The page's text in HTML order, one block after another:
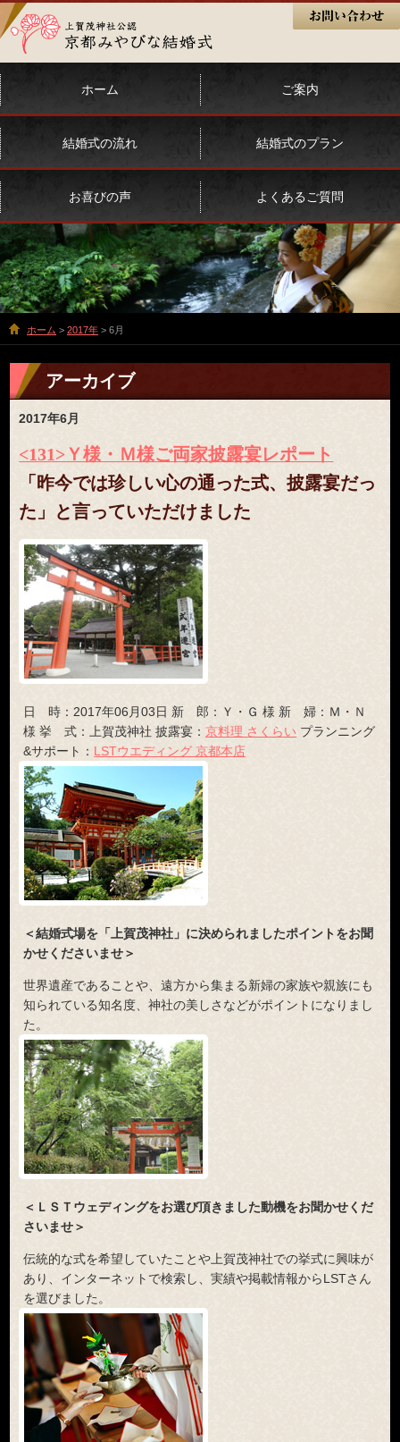
ホーム ご案内
結婚式の流れ 結婚式のプラン
お喜びの声 よくあるご質問
ホーム > 2017年 > 6月
アーカイブ
2017年6月
<131>Ｙ様・Ｍ様ご両家披露宴レポート
「昨今では珍しい心の通った式、披露宴だっ
た」と言っていただけました
日 時：2017年06月03日 新 郎：Ｙ・Ｇ 様 新 婦：Ｍ・Ｎ
様 挙 式：上賀茂神社 披露宴：京料理 さくらい プランニング
&サポート： LSTウエディング 京都本店
＜結婚式場を「上賀茂神社」に決められましたポイントをお聞
かせくださいませ＞
世界遺産であることや、遠方から集まる新婦の家族や親族にも
知られている知名度、神社の美しさなどがポイントになりまし
た。
＜ＬＳＴウェディングをお選び頂きました動機をお聞かせくだ
さいませ＞
伝統的な式を希望していたことや上賀茂神社での挙式に興味が
あり、インターネットで検索し、実績や掲載情報からLSTさん
を選びました。